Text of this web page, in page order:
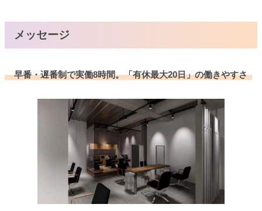
メッセージ
早番・遅番制で実働8時間。「有休最大20日」の働きやすさ